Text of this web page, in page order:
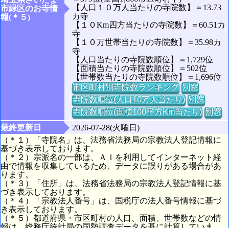
市緑区のお寺情
報(＊５)
【人口１０万人当たりの寺院数】＝13.73
カ寺
【１０Km四方当たりの寺院数】＝60.51カ
寺
【１０万世帯当たりの寺院数】＝35.98カ
寺
【人口当たりの寺院数順位】＝1,729位
【面積当たりの寺院数順位】＝502位
【世帯数当たりの寺院数順位】＝1,696位
市区町村別寺院数ランキング 別窓
寺院数順位(人口10万人当たり) 別窓
寺院数順位(面積100平方Km当たり) 別窓
最終更新日
2026-07-28(火曜日)
（＊１）「寺院名」は、法務省法務局の宗教法人登記情報に
基づき表示しております。
（＊２）宗派名の一部は、ＡＩを利用してインターネット経
由で情報を収集しているため、データに誤りがある場合があ
ります。
（＊３）「住所」は、法務省法務局の宗教法人登記情報に基
づき表示しております。
（＊４）「宗教法人番号」は、国税庁の法人番号情報に基づ
き表示しております。
（＊５）都道府県・市区町村の人口、面積、世帯数などの情